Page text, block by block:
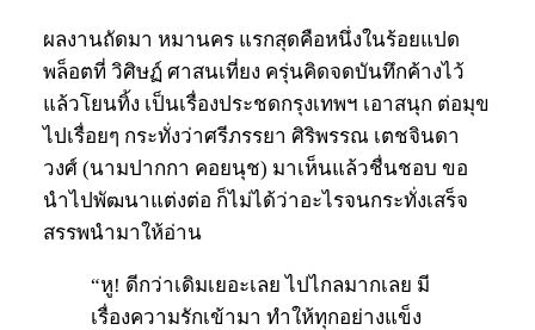
ผลงานถัดมา หมานคร แรกสุดคือหนึ่งในร้อยแปด
พล็อตที่ วิศิษฏ์ ศาสนเที่ยง ครุ่นคิดจดบันทึกค้างไว้
แล้วโยนทิ้ง เป็นเรื่องประชดกรุงเทพฯ เอาสนุก ต่อมุข
ไปเรื่อยๆ กระทั่งว่าศรีภรรยา ศิริพรรณ เตชจินดา
วงศ์ (นามปากกา คอยนุช) มาเห็นแล้วชื่นชอบ ขอ
นำไปพัฒนาแต่งต่อ ก็ไม่ได้ว่าอะไรจนกระทั่งเสร็จ
สรรพนำมาให้อ่าน
“หู! ดีกว่าเดิมเยอะเลย ไปไกลมากเลย มี
เรื่องความรักเข้ามา ทำให้ทุกอย่างแข็ง